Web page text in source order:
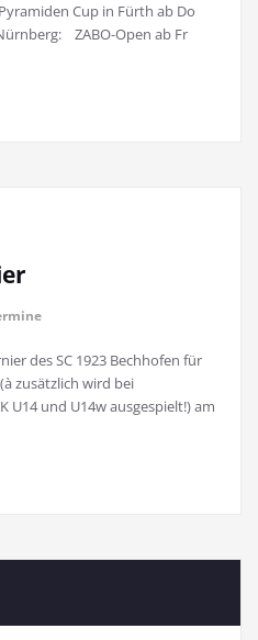
Cup in Fürth ab Do
ZABO-Open ab Fr
des SC 1923 Bechhofen für
zusätzlich wird bei
U14 und U14w ausgespielt!) am